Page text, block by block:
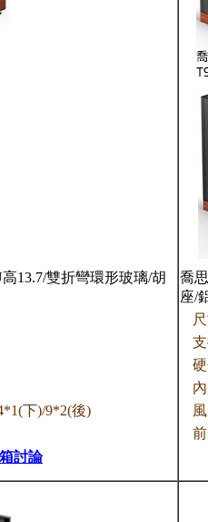
13.7/雙折彎環形玻璃/胡
下)/9*2(後)
討論
喬
座/